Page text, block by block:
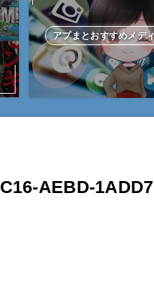
アプまとおすすめメデ
AEBD-